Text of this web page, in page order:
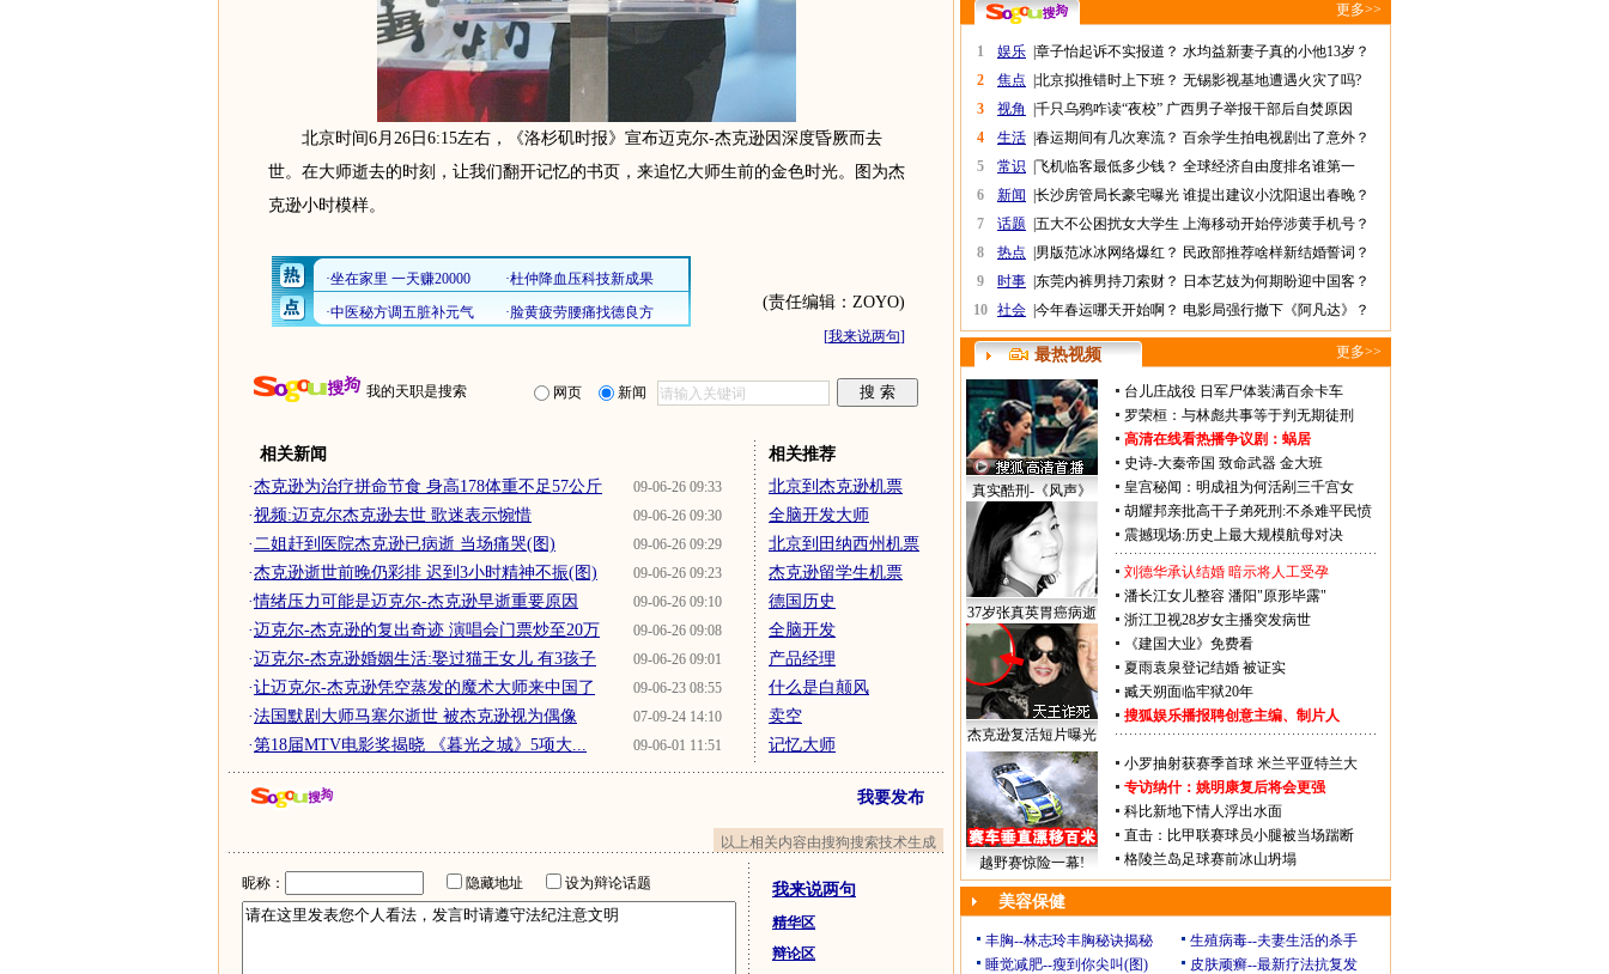
北京时间6月26日6:15左右，《洛杉矶时报》宣布迈克尔-杰克逊因深度昏厥而去
世。在大师逝去的时刻，让我们翻开记忆的书页，来追忆大师生前的金色时光。图为杰
克逊小时模样。
(责任编辑：ZOYO)
[我来说两句]
我的天职是搜索 网页 新闻
相关新闻
09-06-26 09:33
·杰克逊为治疗拼命节食 身高178体重不足57公斤
09-06-26 09:30
·视频:迈克尔杰克逊去世 歌迷表示惋惜
09-06-26 09:29
·二姐赶到医院杰克逊已病逝 当场痛哭(图)
09-06-26 09:23
·杰克逊逝世前晚仍彩排 迟到3小时精神不振(图)
09-06-26 09:10
·情绪压力可能是迈克尔-杰克逊早逝重要原因
09-06-26 09:08
·迈克尔-杰克逊的复出奇迹 演唱会门票炒至20万
09-06-26 09:01
·迈克尔-杰克逊婚姻生活:娶过猫王女儿 有3孩子
09-06-23 08:55
·让迈克尔-杰克逊凭空蒸发的魔术大师来中国了
07-09-24 14:10
·法国默剧大师马塞尔逝世 被杰克逊视为偶像
09-06-01 11:51
·第18届MTV电影奖揭晓 《暮光之城》5项大...
相关推荐
北京到杰克逊机票
全脑开发大师
北京到田纳西州机票
杰克逊留学生机票
德国历史
全脑开发
产品经理
什么是白颠风
卖空
记忆大师
我要发布
以上相关内容由搜狗搜索技术生成
昵称： 隐藏地址 设为辩论话题 我来说两句
精华区
辩论区
更多>>
1 娱乐 章子怡起诉不实报道？ 水均益新妻子真的小他13岁？
2
焦点 北京拟推错时上下班？ 无锡影视基地遭遇火灾了吗?
3
视角 千只乌鸦咋读“夜校” 广西男子举报干部后自焚原因
4
生活 春运期间有几次寒流？ 百余学生拍电视剧出了意外？
5
常识 飞机临客最低多少钱？ 全球经济自由度排名谁第一
6
新闻 长沙房管局长豪宅曝光 谁提出建议小沈阳退出春晚？
7
话题 五大不公困扰女大学生 上海移动开始停涉黄手机号？
8
热点 男版范冰冰网络爆红？ 民政部推荐啥样新结婚誓词？
9
时事 东莞内裤男持刀索财？ 日本艺妓为何期盼迎中国客？
10 社会 今年春运哪天开始啊？ 电影局强行撤下《阿凡达》？
最热视频 更多>>
真实酷刑-《风声》
37岁张真英胃癌病逝
杰克逊复活短片曝光
台儿庄战役 日军尸体装满百余卡车
罗荣桓：与林彪共事等于判无期徒刑
高清在线看热播争议剧： 蜗居
史诗-大秦帝国 致命武器 金大班
皇宫秘闻：明成祖为何活剐三千宫女
胡耀邦亲批高干子弟死刑:不杀难平民愤
震撼现场:历史上最大规模航母对决
刘德华承认结婚 暗示将人工受孕
潘长江女儿整容 潘阳"原形毕露"
浙江卫视28岁女主播突发病世
《建国大业》免费看
夏雨袁泉登记结婚 被证实
臧天朔面临牢狱20年
搜狐娱乐播报聘创意主编、制片人
越野赛惊险一幕!
小罗抽射获赛季首球 米兰平亚特兰大
专访纳什：姚明康复后将会更强
科比新地下情人浮出水面
直击：比甲联赛球员小腿被当场踹断
格陵兰岛足球赛前冰山坍塌
美容保健
丰胸--林志玲丰胸秘诀揭秘
生殖病毒--夫妻生活的杀手
睡觉减肥--瘦到你尖叫(图)
皮肤顽癣--最新疗法抗复发